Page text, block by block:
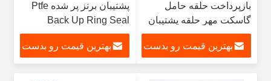
بازپرداخت حلقه حامل
گاسکت مهر حلقه پشتیبان
بهترین قیمت رو بدست
پشتیبان برنز پر شده Ptfe
Back Up Ring Seal
40MM * 50MM * 3MM
بهترین قیمت رو بدست